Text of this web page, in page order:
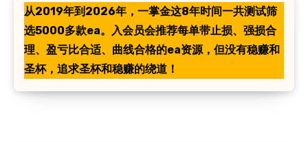
从2019年到2026年，一掌金这8年时间一共测试筛
选5000多款ea。入会员会推荐每单带止损、强损合
理、盈亏比合适、曲线合格的ea资源，但没有稳赚和
圣杯，追求圣杯和稳赚的绕道！